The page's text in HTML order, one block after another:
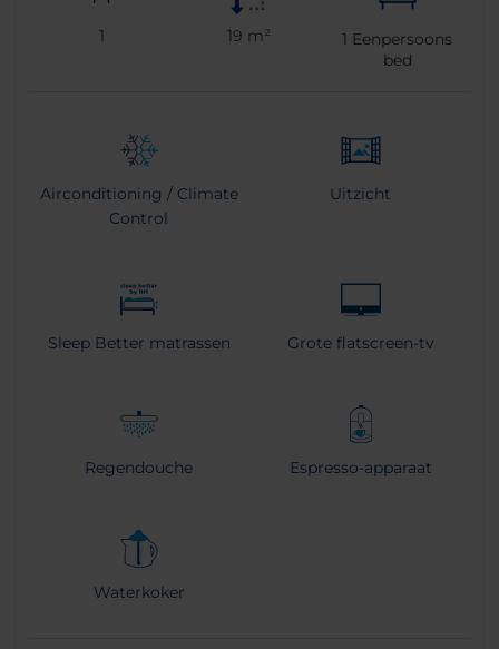
1 19 m² 1 Eenpersoons
bed
Airconditioning / Climate
Control
Uitzicht
Sleep Better matrassen Grote flatscreen-tv
Regendouche Espresso-apparaat
Waterkoker